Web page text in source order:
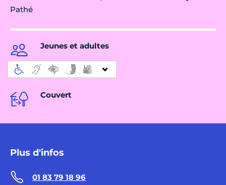
Pathé
Jeunes et adultes
Couvert
Plus d'infos
01 83 79 18 96